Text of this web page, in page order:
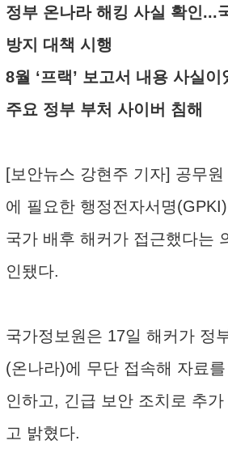
정부 온나라 해킹 사실 확인...
방지 대책 시행
8월 ‘프랙’ 보고서 내용 사실
주요 정부 부처 사이버 침해
[보안뉴스 강현주 기자] 공무
에 필요한 행정전자서명
국가 배후 해커가 접근했다는
인됐다.
국가정보원은 17일 해커가 정
(온나라)에 무단 접속해 자료
인하고, 긴급 보안 조치로 추
고 밝혔다.